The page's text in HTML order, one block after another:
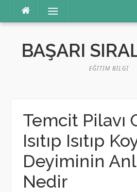
Menü
BAŞARI
EĞITIM BILGI
Temcit Pilavı
Isıtıp Isıtıp
Deyiminin
Nedir